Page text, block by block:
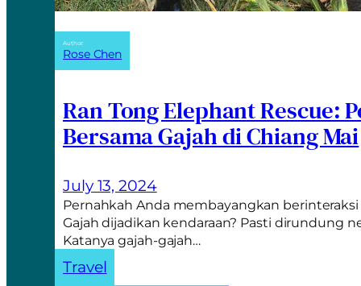
Author:
Rose Chen
Ran Tong Elephant Rescue:
Bersama Gajah di Chiang Mai
July 13, 2024
Pernahkah Anda membayangkan
Gajah dijadikan kendaraan? Pasti dirundung
Katanya gajah-gajah…
Travel